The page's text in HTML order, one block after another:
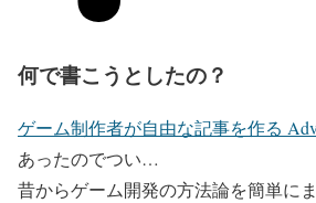
何で書こうとしたの？
ゲーム制作者が自由な記事を作る
あったのでつい…
昔からゲーム開発の方法論を簡単に